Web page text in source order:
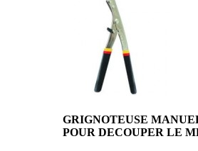
GRIGNOTEUSE
POUR DECOUPER LE